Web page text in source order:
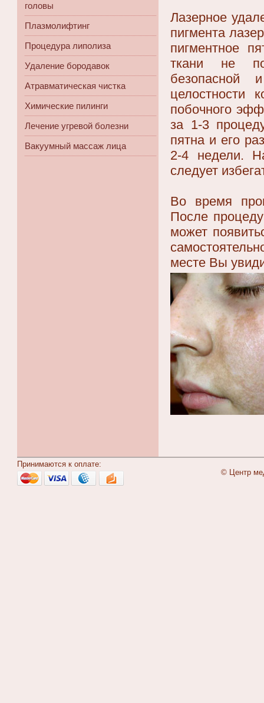
головы
Плазмолифтинг
Процедура липолиза
Удаление бородавок
Атравматическая чистка
Химические пилинги
Лечение угревой болезни
Вакуумный массаж лица
Лазерное
пигмента
пигментное
ткани не
безопасной
целостности
побочного
за 1-3
пятна и его
2-4 недели.
следует
Во время
После
может
месте Вы
Принимаются к оплате:
© Центр